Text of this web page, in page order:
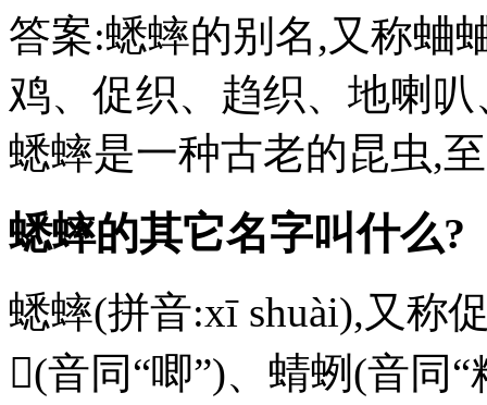
答案:蟋蟀的别名,又称蛐
鸡、促织、趋织、地喇
蟋蟀是一种古老的昆虫,
蟋蟀的其它名字叫什么?
蟋蟀(拼音:xī shuài),又称
𧉍(音同“唧”)、蜻蛚(音同